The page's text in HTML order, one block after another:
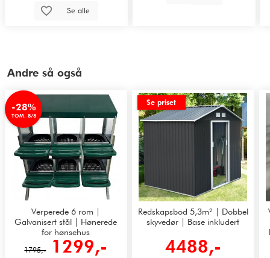
Se alle
Andre så også
-28%
TOM. 8/8
Verperede 6 rom |
Galvanisert stål | Hønerede
for hønsehus
1795,- 1299,-
Se priset
Redskapsbod 5,3m² | Dobbel
skyvedør | Base inkludert
4488,-